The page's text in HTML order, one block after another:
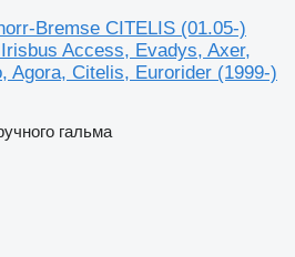
Bremse CITELIS (01.05-)
Access, Evadys, Axer,
Agora, Citelis, Eurorider (1999-)
гальма